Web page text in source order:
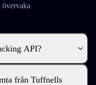
övervaka
API?
från Tuffnells